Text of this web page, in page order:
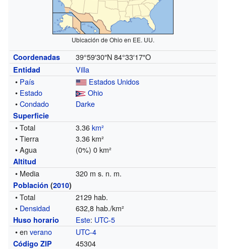
Ubicación de Ohio en EE. UU.
Coordenadas 39°59′30″N 84°33′17″O
Entidad
Villa
• País
Estados Unidos
• Estado
Ohio
•Condado Darke
Superficie
• Total 3.36km²
• Tierra
3.36 km²
• Agua
(0%) 0 km²
Altitud
• Media 320 m s. n. m.
Población (2010)
• Total
2129 hab.
• Densidad 632,8 hab./km²
Huso horario Este: UTC-5
• enverano UTC-4
Código ZIP 45304